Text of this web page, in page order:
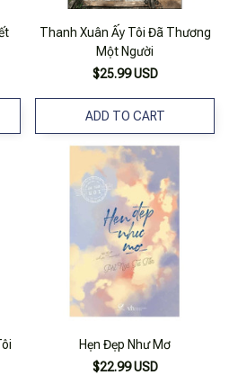
Thanh Xuân Ấy Tôi Đã Thương
Một Người
$25.99 USD
ADD TO CART
Hẹn Đẹp Như Mơ
$22.99 USD